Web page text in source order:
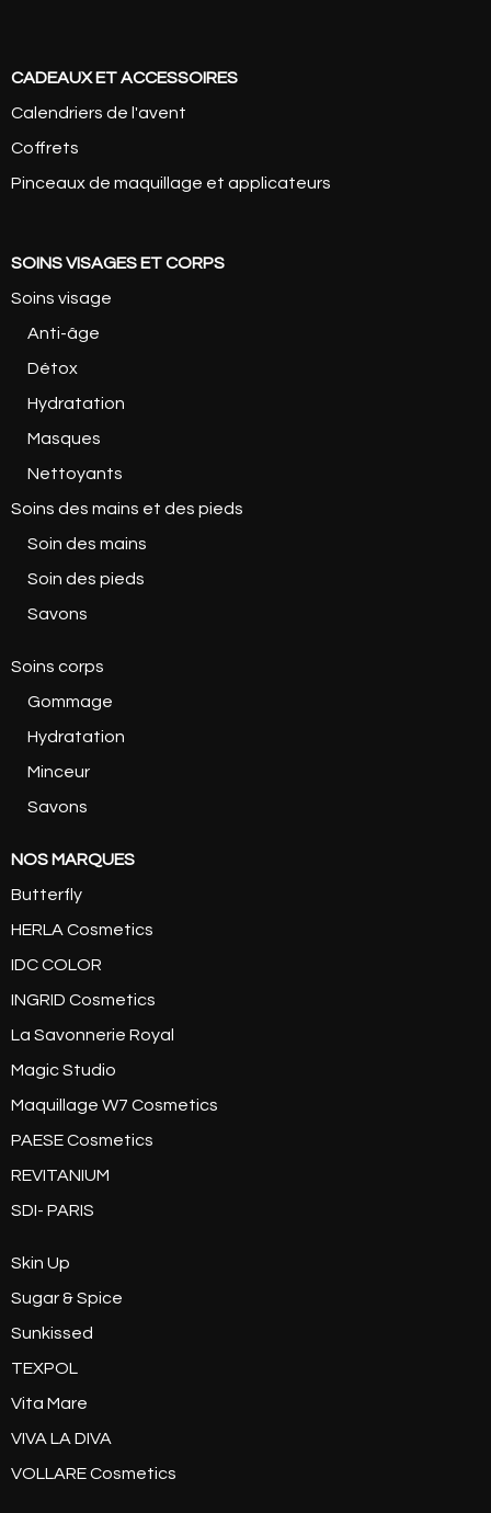
CADEAUX ET ACCESSOIRES
Calendriers de l'avent
Coffrets
Pinceaux de maquillage et applicateurs
SOINS VISAGES ET CORPS
Soins visage
Anti-âge
Détox
Hydratation
Masques
Nettoyants
Soins des mains et des pieds
Soin des mains
Soin des pieds
Savons
Soins corps
Gommage
Hydratation
Minceur
Savons
NOS MARQUES
Butterfly
HERLA Cosmetics
IDC COLOR
INGRID Cosmetics
La Savonnerie Royal
Magic Studio
Maquillage W7 Cosmetics
PAESE Cosmetics
REVITANIUM
SDI- PARIS
Skin Up
Sugar & Spice
Sunkissed
TEXPOL
Vita Mare
VIVA LA DIVA
VOLLARE Cosmetics